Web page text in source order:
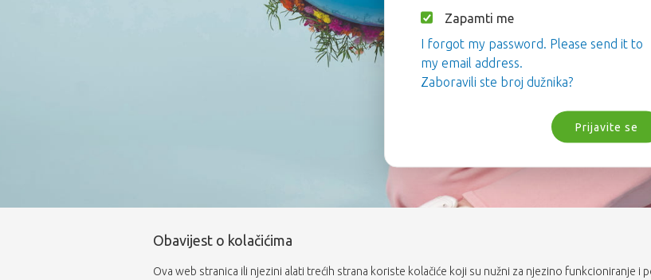
Zapamti me
I forgot my password. Please send it to
my email address.
Zaboravili ste broj dužnika?
Prijavite se
Obavijest o kolačićima
Ova web stranica ili njezini alati trećih strana koriste kolačiće koji su nužni za njezino funkcioniranje i